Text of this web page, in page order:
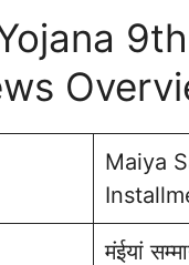
Maiya
मंईयां